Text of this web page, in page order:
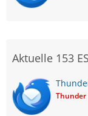
Aktuelle 153
Thunder